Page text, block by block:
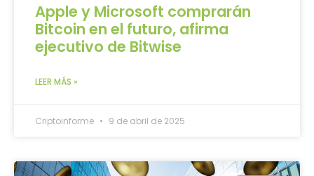
Apple y Microsoft comprarán
Bitcoin en el futuro, afirma
ejecutivo de Bitwise
LEER MÁS »
Criptoinforme 9 de abril de 2025